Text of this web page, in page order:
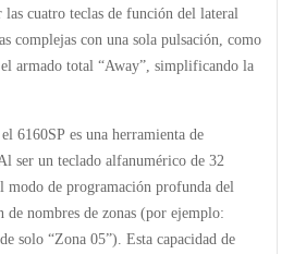
cuatro teclas de función del lateral
complejas con una sola pulsación, como
armado total “Away”, simplificando la
6160SP es una herramienta de
ser un teclado alfanumérico de 32
modo de programación profunda del
nombres de zonas (por ejemplo:
solo “Zona 05”). Esta capacidad de